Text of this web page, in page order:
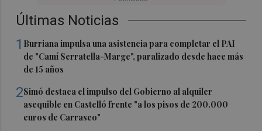
Últimas Noticias
1 Burriana impulsa una asistencia para completar el PAI
de "Camí Serratella-Marge", paralizado desde hace más
de 15 años
2Simó destaca el impulso del Gobierno al alquiler
asequible en Castelló frente "a los pisos de 200.000
euros de Carrasco"